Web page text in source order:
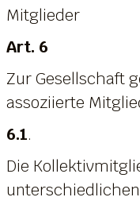
Mitglieder
Art. 6
Zur Gesellschaft
assoziierte
6.1.
Die